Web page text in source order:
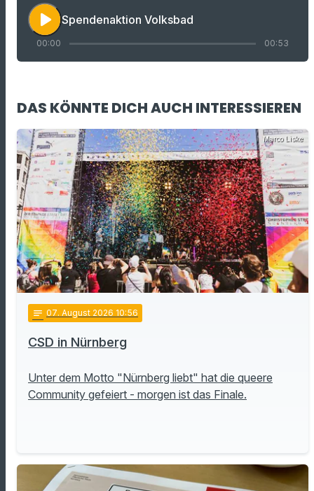
play_arrow Spendenaktion Volksbad
00:00 00:53
DAS KÖNNTE DICH AUCH INTERESSIEREN
Marco Liske
notes 07. August 2026 10:56
CSD in Nürnberg
Unter dem Motto "Nürnberg liebt" hat die queere
Community gefeiert - morgen ist das Finale.